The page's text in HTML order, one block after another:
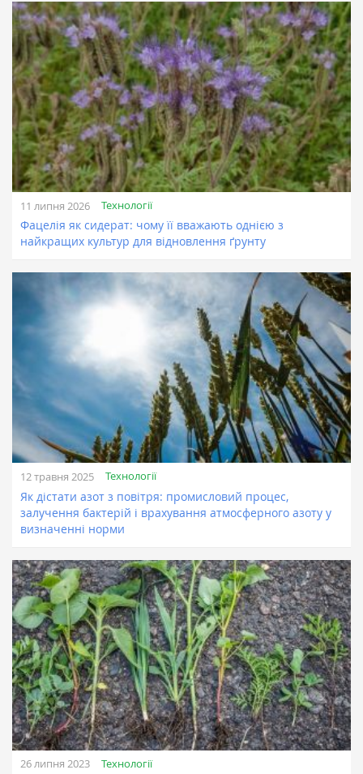
11 липня 2026 Технології
Фацелія як сидерат: чому її вважають однією з
найкращих культур для відновлення ґрунту
12 травня 2025 Технології
Як дістати азот з повітря: промисловий процес,
залучення бактерій і врахування атмосферного азоту у
визначенні норми
26 липня 2023 Технології